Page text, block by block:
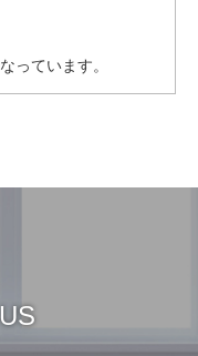
っています。